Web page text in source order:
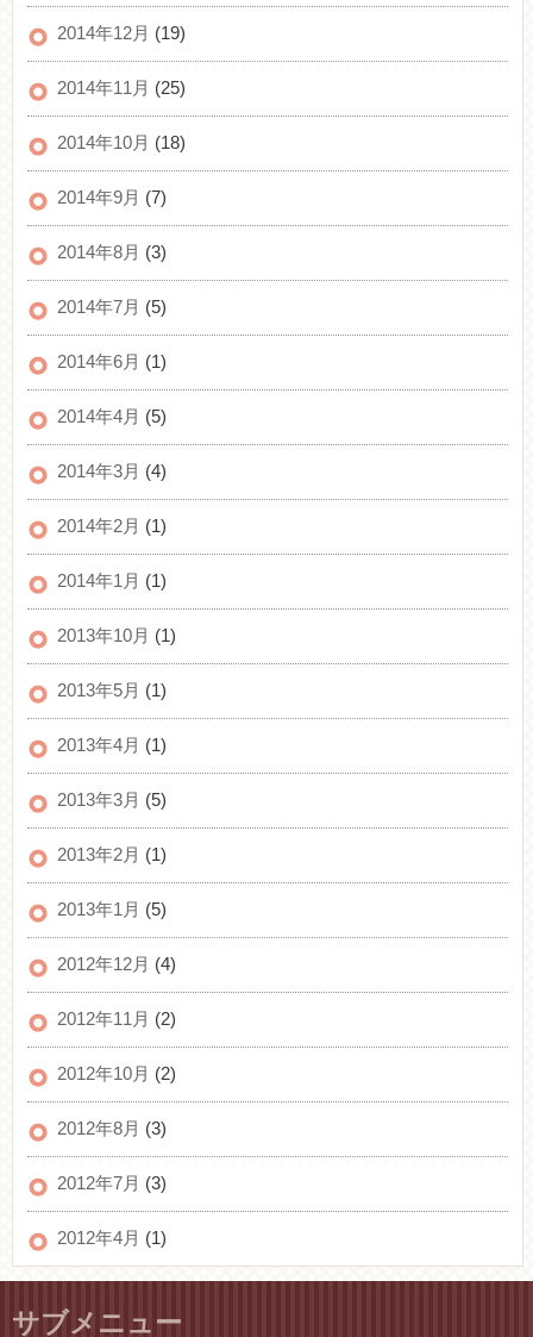
2014年12月 (19)
2014年11月 (25)
2014年10月 (18)
2014年9月 (7)
2014年8月 (3)
2014年7月 (5)
2014年6月 (1)
2014年4月 (5)
2014年3月 (4)
2014年2月 (1)
2014年1月 (1)
2013年10月 (1)
2013年5月 (1)
2013年4月 (1)
2013年3月 (5)
2013年2月 (1)
2013年1月 (5)
2012年12月 (4)
2012年11月 (2)
2012年10月 (2)
2012年8月 (3)
2012年7月 (3)
2012年4月 (1)
サブメニュー